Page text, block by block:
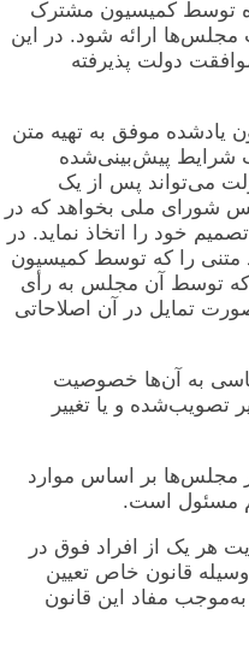
توسط کمیسیون مشترک
ارائه شود. در این
دولت پذیرفته
موفق به تهیه متن
شرایط پیش‌بینی‌شده
می‌تواند پس از یک
شورای ملی بخواهد که در
خود را اتخاذ نماید. در
را که توسط کمیسیون
که توسط آن مجلس به رأی
تمایل در آن اصلاحاتی
به آن‌ها خصوصیت
تصویب‌شده و یا تغییر
مجلس‌ها بر اساس موارد
مسئول است.
هر یک از افراد فوق در
قانون خاص تعیین
مفاد این قانون